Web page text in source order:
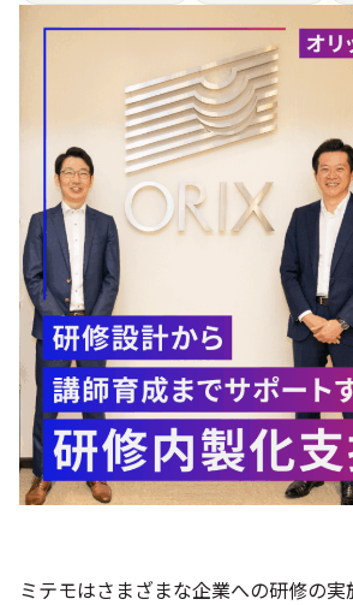
ミテモはさまざまな企業への研修の